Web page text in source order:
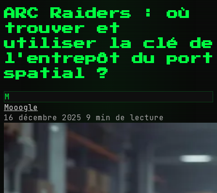
ARC Raiders : où
trouver et
utiliser la clé de
l'entrepôt du port
spatial ?
M
Mooogle
16 décembre 2025 9 min de lecture